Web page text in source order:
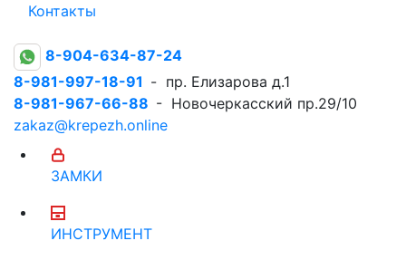
Контакты
8-904-634-87-24
8-981-997-18-91 - пр. Елизарова д.1
8-981-967-66-88 - Новочеркасский пр.29/10
zakaz@krepezh.online
ЗАМКИ
ИНСТРУМЕНТ